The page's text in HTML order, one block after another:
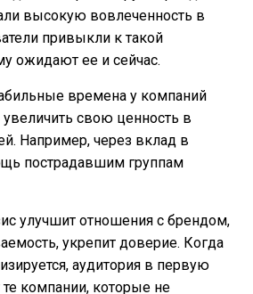
высокую вовлеченность в
привыкли к такой
ожидают ее и сейчас.
времена у компаний
свою ценность в
Например, через вклад в
пострадавшим группам
улучшит отношения с брендом,
укрепит доверие. Когда
аудитория в первую
компании, которые не